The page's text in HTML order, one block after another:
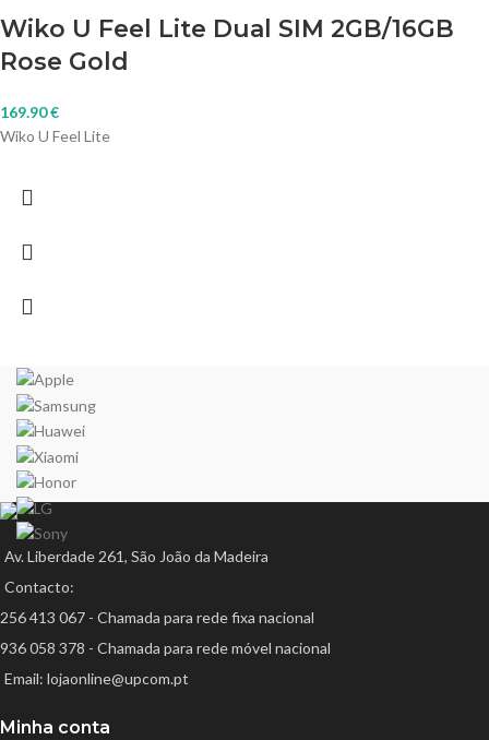
Wiko U Feel Lite Dual SIM 2GB/16GB
Rose Gold
169.90€
Wiko U Feel Lite
Av. Liberdade 261, São João da Madeira
Contacto:
256 413 067 - Chamada para rede fixa nacional
936 058 378 - Chamada para rede móvel nacional
Email: lojaonline@upcom.pt
Minha conta